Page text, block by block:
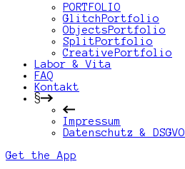
PORTFOLIO
GlitchPortfolio
ObjectsPortfolio
SplitPortfolio
CreativePortfolio
Labor & Vita
FAQ
Kontakt
§
Impressum
Datenschutz & DSGVO
Get the App